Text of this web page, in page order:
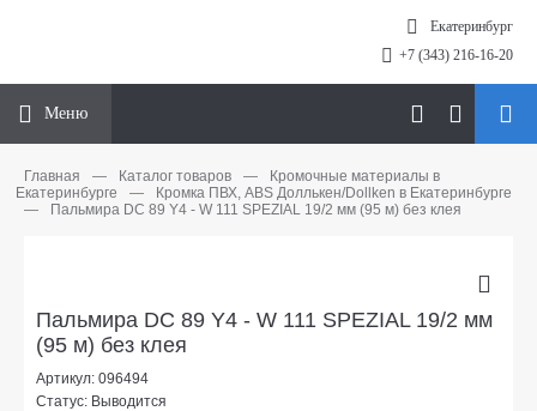
Екатеринбург
+7 (343) 216-16-20
Меню
Главная — Каталог товаров —
Кромочные материалы в
Екатеринбурге
—
Кромка ПВХ, ABS Доллькен/Dollken в Екатеринбурге
—
Пальмира DC 89 Y4 - W 111 SPEZIAL 19/2 мм (95 м) без клея
Пальмира DC 89 Y4 - W 111 SPEZIAL 19/2 мм
(95 м) без клея
Артикул: 096494
Статус: Выводится